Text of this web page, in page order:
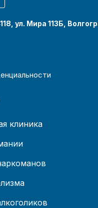
ул. Мира 113Б,
клиника